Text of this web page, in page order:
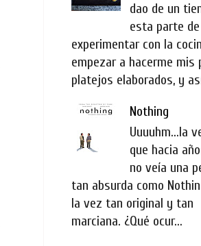
dao de un
esta parte de
experimentar con la
empezar a hacerme mis
platejos elaborados, y
Nothing
Uuuuhm...la
que hacia
no veía una
tan absurda como
la vez tan original y tan
marciana. ¿Qué ocur...